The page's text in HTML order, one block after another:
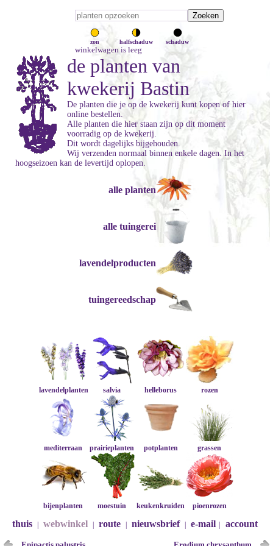
zon halfschaduw schaduw
winkelwagen is leeg
de planten van
kwekerij Bastin
De planten die je op de kwekerij kunt kopen of hier
online bestellen.
Alle planten die hier staan zijn op dit moment
voorradig op de kwekerij.
Dit wordt dagelijks bijgehouden.
Wij verzenden normaal binnen enkele dagen. In het
hoogseizoen kan de levertijd oplopen.
alle planten
alle tuingerei
lavendelproducten
tuingereedschap
lavendelplanten salvia helleborus rozen
mediterraan prairieplanten potplanten grassen
bijenplanten moestuin keukenkruiden pioenrozen
thuis webwinkel route nieuwsbrief e-mail account